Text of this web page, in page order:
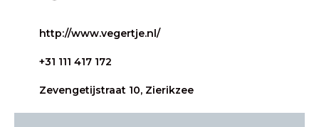
http://www.vegertje.nl/
+31 111 417 172
Zevengetijstraat 10, Zierikzee